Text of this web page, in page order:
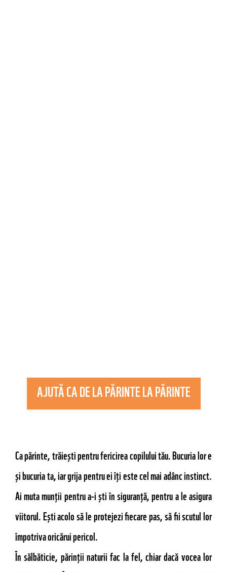
AJUTĂ CA DE LA PĂRINTE LA PĂRINTE
Ca părinte, trăiești pentru fericirea copilului tău. Bucuria lor e
și bucuria ta, iar grija pentru ei îți este cel mai adânc instinct.
Ai muta munții pentru a-i ști în siguranță, pentru a le asigura
viitorul. Ești acolo să le protejezi fiecare pas, să fii scutul lor
împotriva oricărui pericol.
În sălbăticie, părinții naturii fac la fel, chiar dacă vocea lor